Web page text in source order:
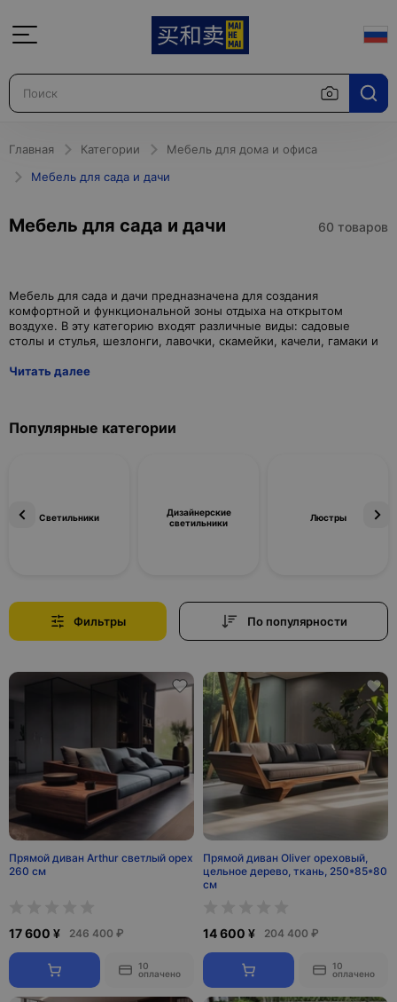
Главная Категории
Мебель для дома и офиса
Мебель для сада и дачи
Мебель для сада и дачи 60 товаров
Мебель для сада и дачи предназначена для создания
комфортной и функциональной зоны отдыха на открытом
воздухе. В эту категорию входят различные виды: садовые
Читать далее
Популярные категории
Светильники
Дизайнерские
светильники
Люстры
Фильтры По популярности
Прямой диван Arthur светлый орех
260 см
17 600 ¥ 246 400 ₽
10
оплачено
Прямой диван Oliver ореховый,
цельное дерево, ткань, 250*85*80
см
14 600 ¥ 204 400 ₽
10
оплачено